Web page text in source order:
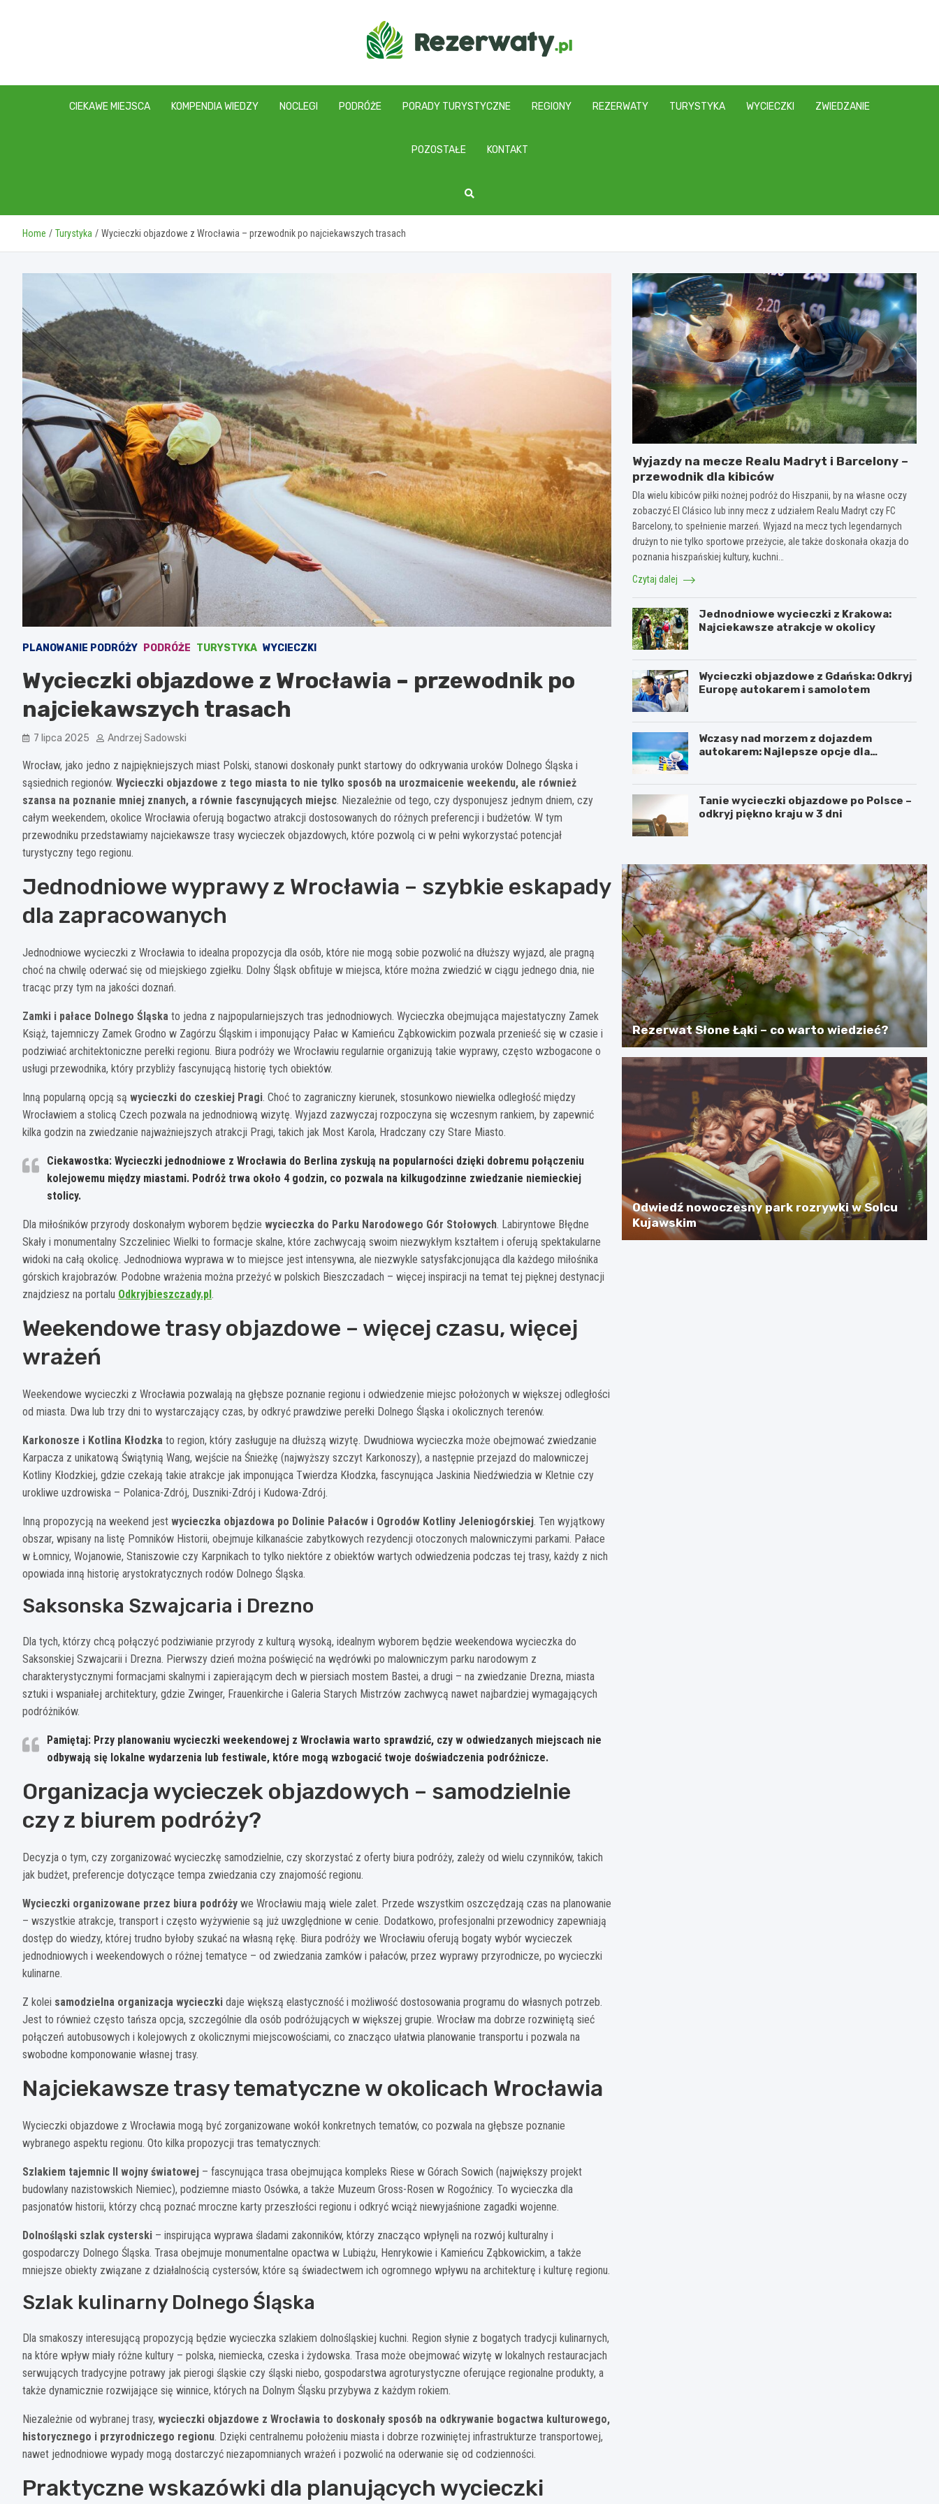
CIEKAWE MIEJSCA KOMPENDIA WIEDZY NOCLEGI PODRÓŻE PORADY TURYSTYCZNE REGIONY REZERWATY TURYSTYKA WYCIECZKI ZWIEDZANIE
POZOSTAŁE KONTAKT
Home Turystyka Wycieczki objazdowe z Wrocławia – przewodnik po najciekawszych trasach
PLANOWANIE PODRÓŻY PODRÓŻE TURYSTYKA WYCIECZKI
Wycieczki objazdowe z Wrocławia – przewodnik po
najciekawszych trasach
7 lipca 2025 Andrzej Sadowski
Wrocław, jako jedno z najpiękniejszych miast Polski, stanowi doskonały punkt startowy do odkrywania uroków Dolnego Śląska i
sąsiednich regionów. Wycieczki objazdowe z tego miasta to nie tylko sposób na urozmaicenie weekendu, ale również
szansa na poznanie mniej znanych, a równie fascynujących miejsc. Niezależnie od tego, czy dysponujesz jednym dniem, czy
całym weekendem, okolice Wrocławia oferują bogactwo atrakcji dostosowanych do różnych preferencji i budżetów. W tym
przewodniku przedstawiamy najciekawsze trasy wycieczek objazdowych, które pozwolą ci w pełni wykorzystać potencjał
turystyczny tego regionu.
Jednodniowe wyprawy z Wrocławia – szybkie eskapady
dla zapracowanych
Jednodniowe wycieczki z Wrocławia to idealna propozycja dla osób, które nie mogą sobie pozwolić na dłuższy wyjazd, ale pragną
choć na chwilę oderwać się od miejskiego zgiełku. Dolny Śląsk obfituje w miejsca, które można zwiedzić w ciągu jednego dnia, nie
tracąc przy tym na jakości doznań.
Zamki i pałace Dolnego Śląska to jedna z najpopularniejszych tras jednodniowych. Wycieczka obejmująca majestatyczny Zamek
Książ, tajemniczy Zamek Grodno w Zagórzu Śląskim i imponujący Pałac w Kamieńcu Ząbkowickim pozwala przenieść się w czasie i
podziwiać architektoniczne perełki regionu. Biura podróży we Wrocławiu regularnie organizują takie wyprawy, często wzbogacone o
usługi przewodnika, który przybliży fascynującą historię tych obiektów.
Inną popularną opcją są wycieczki do czeskiej Pragi. Choć to zagraniczny kierunek, stosunkowo niewielka odległość między
Wrocławiem a stolicą Czech pozwala na jednodniową wizytę. Wyjazd zazwyczaj rozpoczyna się wczesnym rankiem, by zapewnić
kilka godzin na zwiedzanie najważniejszych atrakcji Pragi, takich jak Most Karola, Hradczany czy Stare Miasto.
Ciekawostka: Wycieczki jednodniowe z Wrocławia do Berlina zyskują na popularności dzięki dobremu połączeniu
kolejowemu między miastami. Podróż trwa około 4 godzin, co pozwala na kilkugodzinne zwiedzanie niemieckiej
stolicy.
Dla miłośników przyrody doskonałym wyborem będzie wycieczka do Parku Narodowego Gór Stołowych. Labiryntowe Błędne
Skały i monumentalny Szczeliniec Wielki to formacje skalne, które zachwycają swoim niezwykłym kształtem i oferują spektakularne
widoki na całą okolicę. Jednodniowa wyprawa w to miejsce jest intensywna, ale niezwykle satysfakcjonująca dla każdego miłośnika
górskich krajobrazów. Podobne wrażenia można przeżyć w polskich Bieszczadach – więcej inspiracji na temat tej pięknej destynacji
znajdziesz na portalu Odkryjbieszczady.pl.
Weekendowe trasy objazdowe – więcej czasu, więcej
wrażeń
Weekendowe wycieczki z Wrocławia pozwalają na głębsze poznanie regionu i odwiedzenie miejsc położonych w większej odległości
od miasta. Dwa lub trzy dni to wystarczający czas, by odkryć prawdziwe perełki Dolnego Śląska i okolicznych terenów.
Karkonosze i Kotlina Kłodzka to region, który zasługuje na dłuższą wizytę. Dwudniowa wycieczka może obejmować zwiedzanie
Karpacza z unikatową Świątynią Wang, wejście na Śnieżkę (najwyższy szczyt Karkonoszy), a następnie przejazd do malowniczej
Kotliny Kłodzkiej, gdzie czekają takie atrakcje jak imponująca Twierdza Kłodzka, fascynująca Jaskinia Niedźwiedzia w Kletnie czy
urokliwe uzdrowiska – Polanica-Zdrój, Duszniki-Zdrój i Kudowa-Zdrój.
Inną propozycją na weekend jest wycieczka objazdowa po Dolinie Pałaców i Ogrodów Kotliny Jeleniogórskiej. Ten wyjątkowy
obszar, wpisany na listę Pomników Historii, obejmuje kilkanaście zabytkowych rezydencji otoczonych malowniczymi parkami. Pałace
w Łomnicy, Wojanowie, Staniszowie czy Karpnikach to tylko niektóre z obiektów wartych odwiedzenia podczas tej trasy, każdy z nich
opowiada inną historię arystokratycznych rodów Dolnego Śląska.
Saksonska Szwajcaria i Drezno
Dla tych, którzy chcą połączyć podziwianie przyrody z kulturą wysoką, idealnym wyborem będzie weekendowa wycieczka do
Saksonskiej Szwajcarii i Drezna. Pierwszy dzień można poświęcić na wędrówki po malowniczym parku narodowym z
charakterystycznymi formacjami skalnymi i zapierającym dech w piersiach mostem Bastei, a drugi – na zwiedzanie Drezna, miasta
sztuki i wspaniałej architektury, gdzie Zwinger, Frauenkirche i Galeria Starych Mistrzów zachwycą nawet najbardziej wymagających
podróżników.
Pamiętaj: Przy planowaniu wycieczki weekendowej z Wrocławia warto sprawdzić, czy w odwiedzanych miejscach nie
odbywają się lokalne wydarzenia lub festiwale, które mogą wzbogacić twoje doświadczenia podróżnicze.
Organizacja wycieczek objazdowych – samodzielnie
czy z biurem podróży?
Decyzja o tym, czy zorganizować wycieczkę samodzielnie, czy skorzystać z oferty biura podróży, zależy od wielu czynników, takich
jak budżet, preferencje dotyczące tempa zwiedzania czy znajomość regionu.
Wycieczki organizowane przez biura podróży we Wrocławiu mają wiele zalet. Przede wszystkim oszczędzają czas na planowanie
– wszystkie atrakcje, transport i często wyżywienie są już uwzględnione w cenie. Dodatkowo, profesjonalni przewodnicy zapewniają
dostęp do wiedzy, której trudno byłoby szukać na własną rękę. Biura podróży we Wrocławiu oferują bogaty wybór wycieczek
jednodniowych i weekendowych o różnej tematyce – od zwiedzania zamków i pałaców, przez wyprawy przyrodnicze, po wycieczki
kulinarne.
Z kolei samodzielna organizacja wycieczki daje większą elastyczność i możliwość dostosowania programu do własnych potrzeb.
Jest to również często tańsza opcja, szczególnie dla osób podróżujących w większej grupie. Wrocław ma dobrze rozwiniętą sieć
połączeń autobusowych i kolejowych z okolicznymi miejscowościami, co znacząco ułatwia planowanie transportu i pozwala na
swobodne komponowanie własnej trasy.
Najciekawsze trasy tematyczne w okolicach Wrocławia
Wycieczki objazdowe z Wrocławia mogą być zorganizowane wokół konkretnych tematów, co pozwala na głębsze poznanie
wybranego aspektu regionu. Oto kilka propozycji tras tematycznych:
Szlakiem tajemnic II wojny światowej – fascynująca trasa obejmująca kompleks Riese w Górach Sowich (największy projekt
budowlany nazistowskich Niemiec), podziemne miasto Osówka, a także Muzeum Gross-Rosen w Rogoźnicy. To wycieczka dla
pasjonatów historii, którzy chcą poznać mroczne karty przeszłości regionu i odkryć wciąż niewyjaśnione zagadki wojenne.
Dolnośląski szlak cysterski – inspirująca wyprawa śladami zakonników, którzy znacząco wpłynęli na rozwój kulturalny i
gospodarczy Dolnego Śląska. Trasa obejmuje monumentalne opactwa w Lubiążu, Henrykowie i Kamieńcu Ząbkowickim, a także
mniejsze obiekty związane z działalnością cystersów, które są świadectwem ich ogromnego wpływu na architekturę i kulturę regionu.
Szlak kulinarny Dolnego Śląska
Dla smakoszy interesującą propozycją będzie wycieczka szlakiem dolnośląskiej kuchni. Region słynie z bogatych tradycji kulinarnych,
na które wpływ miały różne kultury – polska, niemiecka, czeska i żydowska. Trasa może obejmować wizytę w lokalnych restauracjach
serwujących tradycyjne potrawy jak pierogi śląskie czy śląski niebo, gospodarstwa agroturystyczne oferujące regionalne produkty, a
także dynamicznie rozwijające się winnice, których na Dolnym Śląsku przybywa z każdym rokiem.
Niezależnie od wybranej trasy, wycieczki objazdowe z Wrocławia to doskonały sposób na odkrywanie bogactwa kulturowego,
historycznego i przyrodniczego regionu. Dzięki centralnemu położeniu miasta i dobrze rozwiniętej infrastrukturze transportowej,
nawet jednodniowe wypady mogą dostarczyć niezapomnianych wrażeń i pozwolić na oderwanie się od codzienności.
Praktyczne wskazówki dla planujących wycieczki
Wyjazdy na mecze Realu Madryt i Barcelony –
przewodnik dla kibiców
Dla wielu kibiców piłki nożnej podróż do Hiszpanii, by na własne oczy
zobaczyć El Clásico lub inny mecz z udziałem Realu Madryt czy FC
Barcelony, to spełnienie marzeń. Wyjazd na mecz tych legendarnych
drużyn to nie tylko sportowe przeżycie, ale także doskonała okazja do
poznania hiszpańskiej kultury, kuchni…
Czytaj dalej
Jednodniowe wycieczki z Krakowa:
Najciekawsze atrakcje w okolicy
Wycieczki objazdowe z Gdańska: Odkryj
Europę autokarem i samolotem
Wczasy nad morzem z dojazdem
autokarem: Najlepsze opcje dla
Tanie wycieczki objazdowe po Polsce –
odkryj piękno kraju w 3 dni
Rezerwat Słone Łąki – co warto wiedzieć?
Odwiedź nowoczesny park rozrywki w Solcu
Kujawskim